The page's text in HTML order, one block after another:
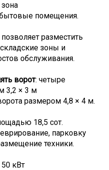
помещения.
разместить
зоны и
обслуживания.
ворот: четыре
3,2 × 3 м
размером 4,8 × 4 м.
18,5 сот.
парковку
техники.
кВт